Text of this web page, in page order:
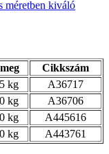
Cikkszám
kg
A36717
kg
A36706
kg
A445616
kg A443761